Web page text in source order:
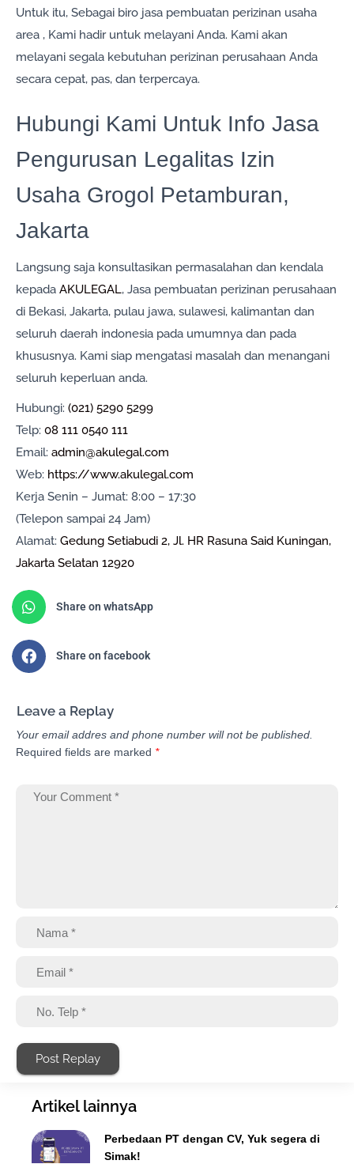
Untuk itu, Sebagai biro jasa pembuatan perizinan usaha
area , Kami hadir untuk melayani Anda. Kami akan
melayani segala kebutuhan perizinan perusahaan Anda
secara cepat, pas, dan terpercaya.
Hubungi Kami Untuk Info Jasa
Pengurusan Legalitas Izin
Usaha Grogol Petamburan,
Jakarta
Langsung saja konsultasikan permasalahan dan kendala
kepada AKULEGAL, Jasa pembuatan perizinan perusahaan
di Bekasi, Jakarta, pulau jawa, sulawesi, kalimantan dan
seluruh daerah indonesia pada umumnya dan pada
khususnya. Kami siap mengatasi masalah dan menangani
seluruh keperluan anda.
Hubungi: (021) 5290 5299
Telp: 08 111 0540 111
Email: admin@akulegal.com
Web: https://www.akulegal.com
Kerja Senin – Jumat: 8:00 – 17:30
(Telepon sampai 24 Jam)
Alamat: Gedung Setiabudi 2, Jl. HR Rasuna Said Kuningan,
Jakarta Selatan 12920
Share on whatsApp
Share on facebook
Leave a Replay
Your email addres and phone number will not be published.
Required fields are marked *
Post Replay
Artikel lainnya
Perbedaan PT dengan CV, Yuk segera di
Simak!